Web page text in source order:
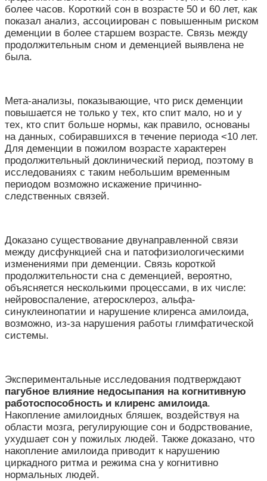
более часов. Короткий сон в возрасте 50 и 60 лет, как
показал анализ, ассоциирован с повышенным риском
деменции в более старшем возрасте. Связь между
продолжительным сном и деменцией выявлена не
была.
Мета-анализы, показывающие, что риск деменции
повышается не только у тех, кто спит мало, но и у
тех, кто спит больше нормы, как правило, основаны
на данных, собиравшихся в течение периода <10 лет.
Для деменции в пожилом возрасте характерен
продолжительный доклинический период, поэтому в
исследованиях с таким небольшим временным
периодом возможно искажение причинно-
следственных связей.
Доказано существование двунаправленной связи
между дисфункцией сна и патофизиологическими
изменениями при деменции. Связь короткой
продолжительности сна с деменцией, вероятно,
объясняется несколькими процессами, в их числе:
нейровоспаление, атеросклероз, альфа-
синуклеинопатии и нарушение клиренса амилоида,
возможно, из-за нарушения работы глимфатической
системы.
Экспериментальные исследования подтверждают
пагубное влияние недосыпания на когнитивную
работоспособность и клиренс амилоида.
Накопление амилоидных бляшек, воздействуя на
области мозга, регулирующие сон и бодрствование,
ухудшает сон у пожилых людей. Также доказано, что
накопление амилоида приводит к нарушению
циркадного ритма и режима сна у когнитивно
нормальных людей.